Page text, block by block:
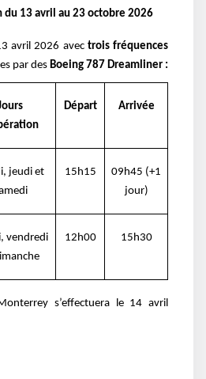
du 13 avril au 23 octobre 2026
avril 2026 avec trois fréquences
par des Boeing 787 Dreamliner :
Départ Arrivée
jeudi et
15h15
09h45 (+1
jour)
vendredi
12h00 15h30
s’effectuera le 14 avril